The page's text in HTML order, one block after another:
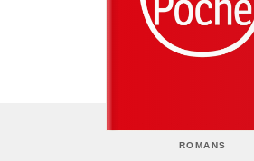
ROMANS